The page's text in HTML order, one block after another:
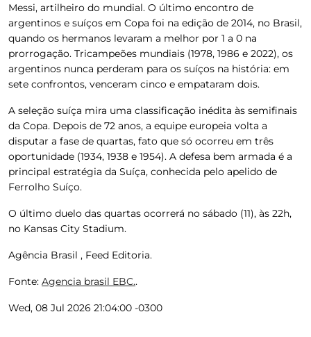
Messi, artilheiro do mundial. O último encontro de
argentinos e suíços em Copa foi na edição de 2014, no Brasil,
quando os hermanos levaram a melhor por 1 a 0 na
prorrogação. Tricampeões mundiais (1978, 1986 e 2022), os
argentinos nunca perderam para os suíços na história: em
sete confrontos, venceram cinco e empataram dois.
A seleção suíça mira uma classificação inédita às semifinais
da Copa. Depois de 72 anos, a equipe europeia volta a
disputar a fase de quartas, fato que só ocorreu em três
oportunidade (1934, 1938 e 1954). A defesa bem armada é a
principal estratégia da Suíça, conhecida pelo apelido de
Ferrolho Suíço.
O último duelo das quartas ocorrerá no sábado (11), às 22h,
no Kansas City Stadium.
Agência Brasil , Feed Editoria.
Fonte: Agencia brasil EBC..
Wed, 08 Jul 2026 21:04:00 -0300